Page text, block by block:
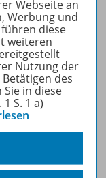
Videos und
Webseite an
Werbung und
diese
weiteren
Nutzung der
des
Sie in diese
S. 1 a)